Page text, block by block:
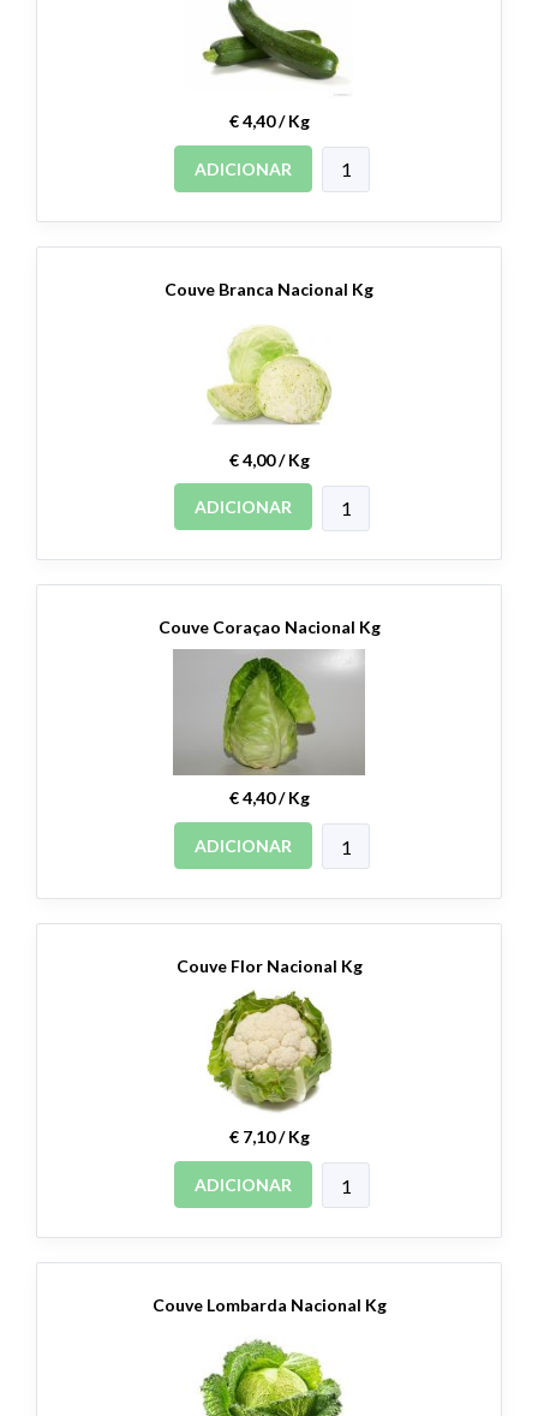
€ 4,40 / Kg
ADICIONAR
Couve Branca Nacional Kg
€ 4,00 / Kg
ADICIONAR
Couve Coraçao Nacional Kg
€ 4,40 / Kg
ADICIONAR
Couve Flor Nacional Kg
€ 7,10 / Kg
ADICIONAR
Couve Lombarda Nacional Kg